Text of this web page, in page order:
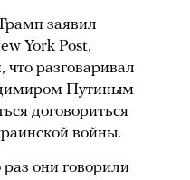
заявил
York Post,
что разговаривал
Путиным
договориться
войны.
они говорили